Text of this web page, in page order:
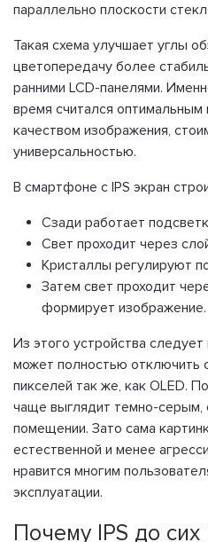
параллельно плоскости
Такая схема улучшает углы
цветопередачу более
ранними LCD-панелями.
время считался
качеством изображения,
универсальностью.
В смартфоне с IPS экран
Сзади работает
Свет проходит через
Кристаллы регулируют
Затем свет проходит
формирует изображение.
Из этого устройства
может полностью отключить
пикселей так же, как OLED.
чаще выглядит темно-серым,
помещении. Зато сама
естественной и менее
нравится многим
эксплуатации.
Почему IPS до сих